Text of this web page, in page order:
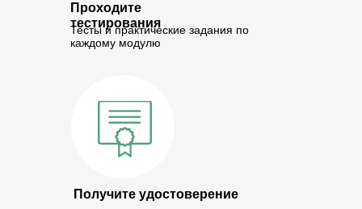
Проходите
тестирования
Тесты и практические задания по
каждому модулю
Получите удостоверение